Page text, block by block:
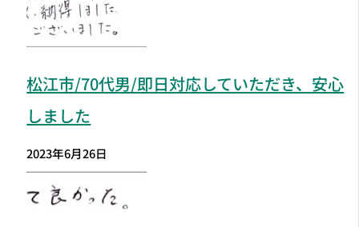
松江市/70代男/即日対応していただき、安心
しました
2023年6月26日